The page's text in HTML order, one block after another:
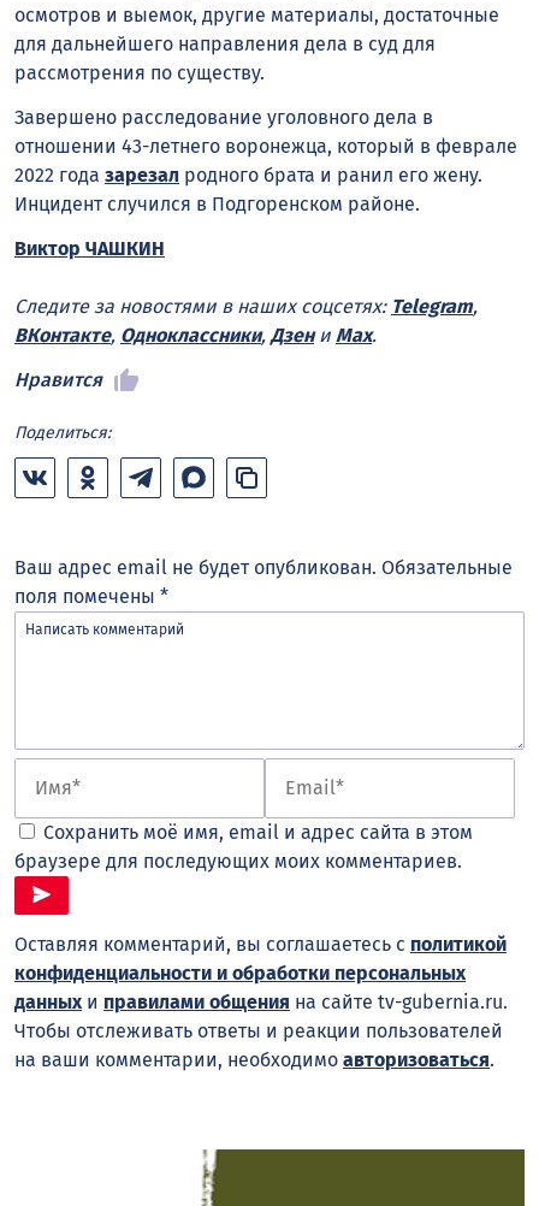
осмотров и выемок, другие материалы, достаточные
для дальнейшего направления дела в суд для
рассмотрения по существу.
Завершено расследование уголовного дела в
отношении 43-летнего воронежца, который в феврале
2022 года зарезал родного брата и ранил его жену.
Инцидент случился в Подгоренском районе.
Виктор ЧАШКИН
Следите за новостями в наших соцсетях: Telegram,
ВКонтакте, Одноклассники, Дзени Max.
Нравится
Поделиться:
Ваш адрес email не будет опубликован. Обязательные
поля помечены *
Сохранить моё имя, email и адрес сайта в этом
браузере для последующих моих комментариев.
Оставляя комментарий, вы соглашаетесь с политикой
конфиденциальности и обработки персональных
данных и правилами общения на сайте tv-gubernia.ru.
Чтобы отслеживать ответы и реакции пользователей
на ваши комментарии, необходимо авторизоваться.